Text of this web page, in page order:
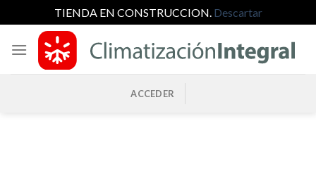
TIENDA EN CONSTRUCCION. Descartar
contenido
ACCEDER